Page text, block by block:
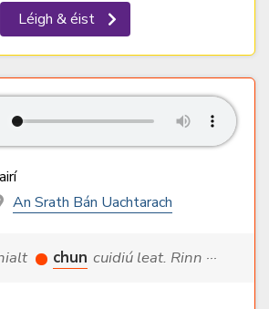
Léigh & éist
An Srath Bán Uachtarach
chun cuidiú leat. Rinn ···